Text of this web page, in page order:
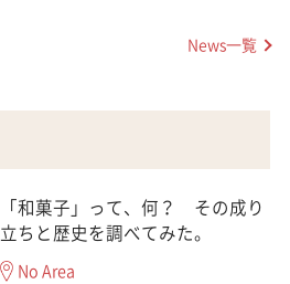
News一覧
「和菓子」って、何？ その成り
立ちと歴史を調べてみた。
No Area